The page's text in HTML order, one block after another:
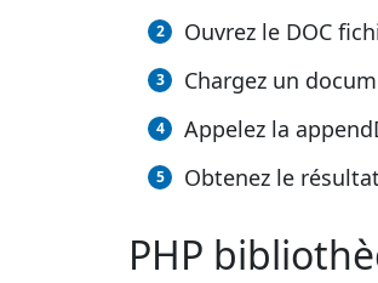
Ouvrez le DOC
Chargez un
Appelez la
Obtenez le
PHP